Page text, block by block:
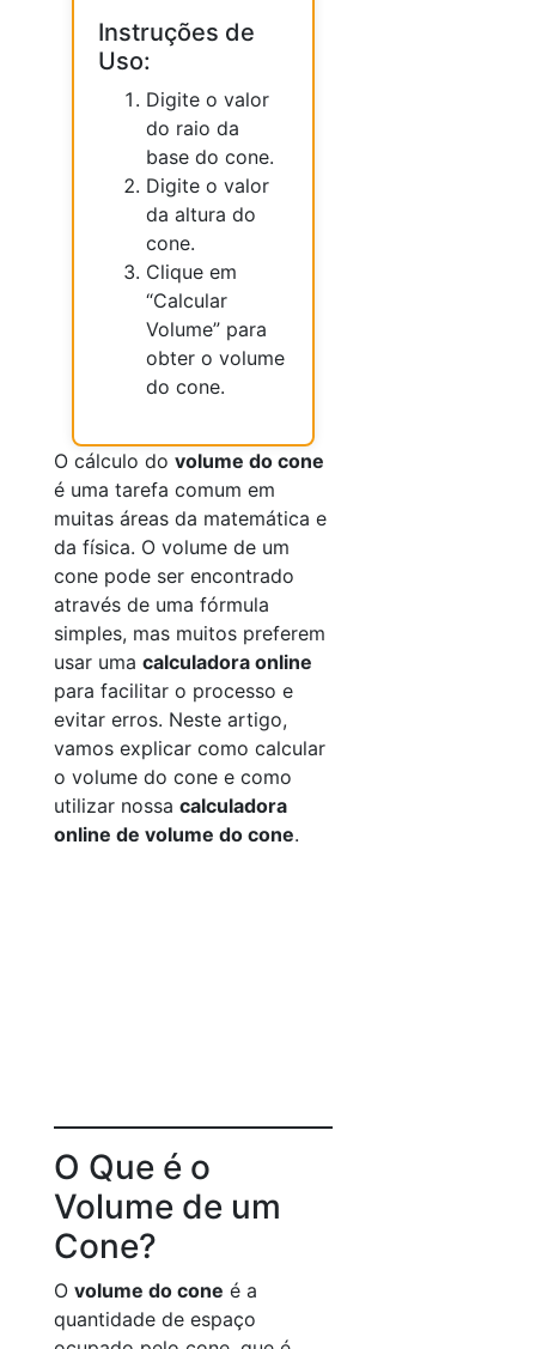
Instruções de
Uso:
Digite o valor
do raio da
base do cone.
Digite o valor
da altura do
cone.
Clique em
“Calcular
Volume” para
obter o volume
do cone.
O cálculo do volume do cone
é uma tarefa comum em
muitas áreas da matemática e
da física. O volume de um
cone pode ser encontrado
através de uma fórmula
simples, mas muitos preferem
usar uma calculadora online
para facilitar o processo e
evitar erros. Neste artigo,
vamos explicar como calcular
o volume do cone e como
utilizar nossa calculadora
online de volume do cone.
O Que é o
Volume de um
Cone?
O volume do cone é a
quantidade de espaço